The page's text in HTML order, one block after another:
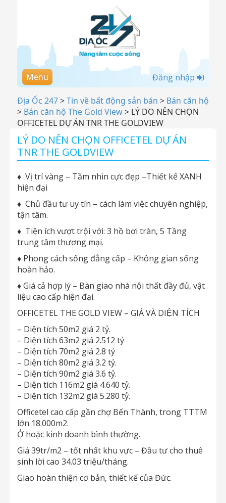
Menu Đăng nhập
Địa Ốc 247>Tin về bất động sản bán > Bán căn hộ
> Bán căn hộ The Gold View> LÝ DO NÊN CHỌN
OFFICETEL DỰ ÁN TNR THE GOLDVIEW
LÝ DO NÊN CHỌN OFFICETEL DỰ ÁN
TNR THE GOLDVIEW
♦ Vị trí vàng – Tầm nhìn cực đẹp –Thiết kế XANH
hiện đại
♦ Chủ đầu tư uy tín – cách làm việc chuyên nghiệp,
tận tâm.
♦ Tiện ích vượt trội với: 3 hồ bơi tràn, 5 Tầng
trung tâm thương mại.
♦ Phong cách sống đẳng cấp – Không gian sống
hoàn hảo.
♦Giá cả hợp lý – Bàn giao nhà nội thất đầy đủ, vật
liệu cao cấp hiện đại.
OFFICETEL THE GOLD VIEW – GIÁ VÀ DIỆN TÍCH
– Diện tích 50m2 giá 2 tỷ.
– Diện tích 63m2 giá 2.512 tỷ
– Diện tích 70m2 giá 2.8 tỷ
– Diện tích 80m2 giá 3.2 tỷ.
– Diện tích 90m2 giá 3.6 tỷ.
– Diện tích 116m2 giá 4.640 tỷ.
– Diện tích 132m2 giá 5.280 tỷ.
Officetel cao cấp gần chợ Bến Thành, trong TTTM
lớn 18.000m2.
Ở hoặc kinh doanh bình thường.
Giá 39tr/m2 – tốt nhất khu vực – Đầu tư cho thuê
sinh lời cao 34.03 triệu/tháng.
Giao hoàn thiện cơ bản, thiết kế của Đức.